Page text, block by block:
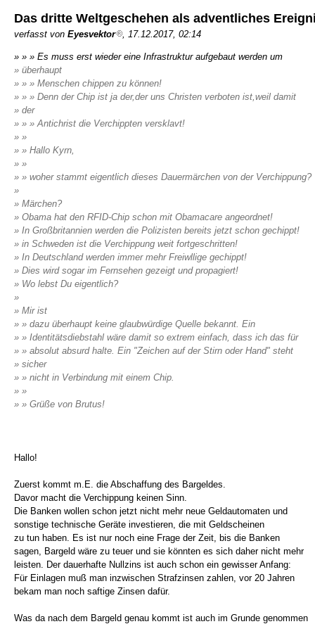
Das dritte Weltgeschehen als adventliches
verfasst von Eyesvektor , 17.12.2017, 02:14
» » » Es muss erst wieder eine Infrastruktur aufgebaut werden um
» überhaupt
» » » Menschen chippen zu können!
» » » Denn der Chip ist ja der,der uns Christen verboten ist,weil damit
» der
» » » Antichrist die Verchippten versklavt!
» »
» » Hallo Kyrn,
» »
» » woher stammt eigentlich dieses Dauermärchen von der Verchippung?
»
» Märchen?
» Obama hat den RFID-Chip schon mit Obamacare angeordnet!
» In Großbritannien werden die Polizisten bereits jetzt schon gechippt!
» in Schweden ist die Verchippung weit fortgeschritten!
» In Deutschland werden immer mehr Freiwllige gechippt!
» Dies wird sogar im Fernsehen gezeigt und propagiert!
» Wo lebst Du eigentlich?
»
» Mir ist
» » dazu überhaupt keine glaubwürdige Quelle bekannt. Ein
» » Identitätsdiebstahl wäre damit so extrem einfach, dass ich das für
» » absolut absurd halte. Ein "Zeichen auf der Stirn oder Hand" steht
» sicher
» » nicht in Verbindung mit einem Chip.
» »
» » Grüße von Brutus!
Hallo!
Zuerst kommt m.E. die Abschaffung des Bargeldes.
Davor macht die Verchippung keinen Sinn.
Die Banken wollen schon jetzt nicht mehr neue Geldautomaten und
sonstige technische Geräte investieren, die mit Geldscheinen
zu tun haben. Es ist nur noch eine Frage der Zeit, bis die Banken
sagen, Bargeld wäre zu teuer und sie könnten es sich daher nicht mehr
leisten. Der dauerhafte Nullzins ist auch schon ein gewisser Anfang:
Für Einlagen muß man inzwischen Strafzinsen zahlen, vor 20 Jahren
bekam man noch saftige Zinsen dafür.
Was da nach dem Bargeld genau kommt ist auch im Grunde genommen